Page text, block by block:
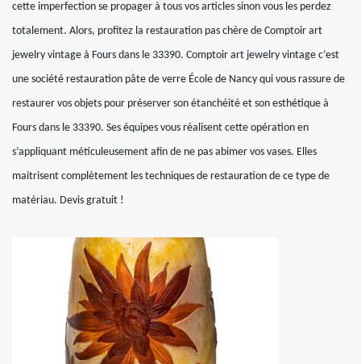
cette imperfection se propager à tous vos articles sinon vous les perdez
totalement. Alors, profitez la restauration pas chère de Comptoir art
jewelry vintage à Fours dans le 33390. Comptoir art jewelry vintage c’est
une société restauration pâte de verre École de Nancy qui vous rassure de
restaurer vos objets pour préserver son étanchéité et son esthétique à
Fours dans le 33390. Ses équipes vous réalisent cette opération en
s’appliquant méticuleusement afin de ne pas abimer vos vases. Elles
maitrisent complètement les techniques de restauration de ce type de
matériau. Devis gratuit !